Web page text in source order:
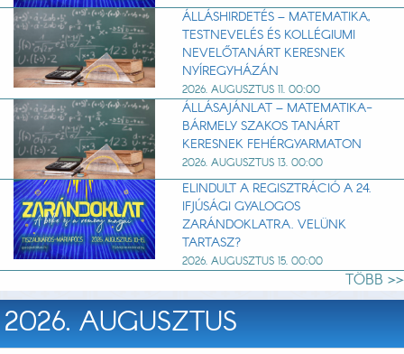
ÁLLÁSHIRDETÉS – MATEMATIKA,
TESTNEVELÉS ÉS KOLLÉGIUMI
NEVELŐTANÁRT KERESNEK
NYÍREGYHÁZÁN
2026. AUGUSZTUS 11. 00:00
ÁLLÁSAJÁNLAT – MATEMATIKA-
BÁRMELY SZAKOS TANÁRT
KERESNEK FEHÉRGYARMATON
2026. AUGUSZTUS 13. 00:00
ELINDULT A REGISZTRÁCIÓ A 24.
IFJÚSÁGI GYALOGOS
ZARÁNDOKLATRA. VELÜNK
TARTASZ?
2026. AUGUSZTUS 15. 00:00
TÖBB >>
2026. AUGUSZTUS